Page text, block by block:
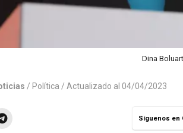
Dina
/ Política / Actualizado al 04/04/2023
Síguenos en